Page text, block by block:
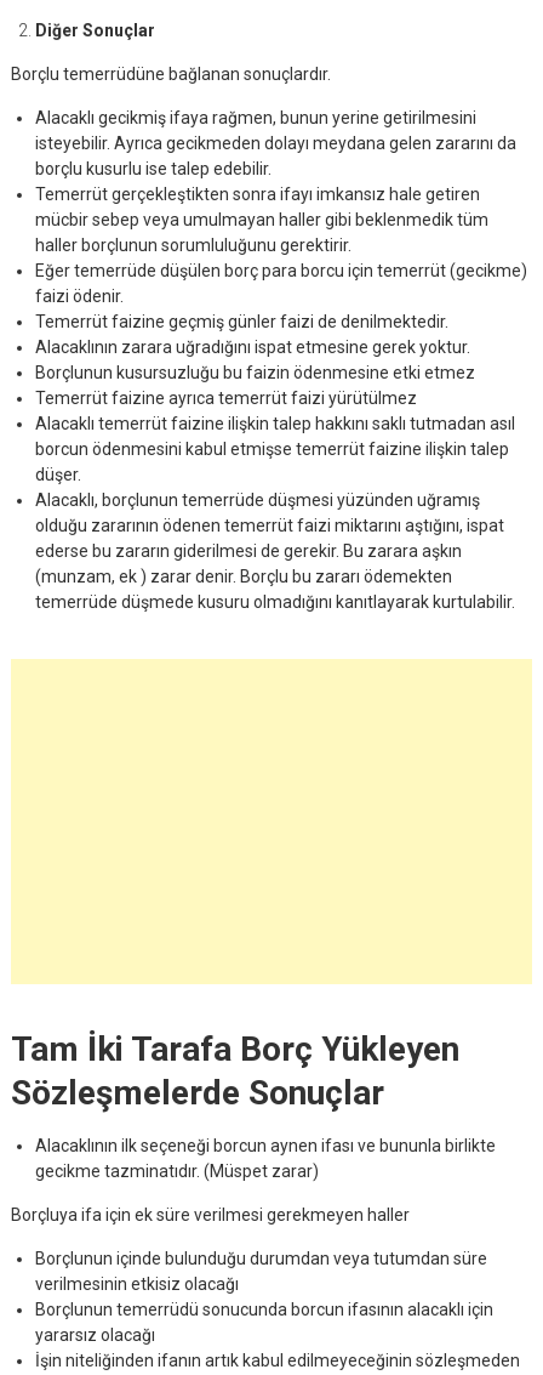
Diğer Sonuçlar
Borçlu temerrüdüne bağlanan sonuçlardır.
Alacaklı gecikmiş ifaya rağmen, bunun yerine getirilmesini
isteyebilir. Ayrıca gecikmeden dolayı meydana gelen zararını da
borçlu kusurlu ise talep edebilir.
Temerrüt gerçekleştikten sonra ifayı imkansız hale getiren
mücbir sebep veya umulmayan haller gibi beklenmedik tüm
haller borçlunun sorumluluğunu gerektirir.
Eğer temerrüde düşülen borç para borcu için temerrüt (gecikme)
faizi ödenir.
Temerrüt faizine geçmiş günler faizi de denilmektedir.
Alacaklının zarara uğradığını ispat etmesine gerek yoktur.
Borçlunun kusursuzluğu bu faizin ödenmesine etki etmez
Temerrüt faizine ayrıca temerrüt faizi yürütülmez
Alacaklı temerrüt faizine ilişkin talep hakkını saklı tutmadan asıl
borcun ödenmesini kabul etmişse temerrüt faizine ilişkin talep
düşer.
Alacaklı, borçlunun temerrüde düşmesi yüzünden uğramış
olduğu zararının ödenen temerrüt faizi miktarını aştığını, ispat
ederse bu zararın giderilmesi de gerekir. Bu zarara aşkın
(munzam, ek ) zarar denir. Borçlu bu zararı ödemekten
temerrüde düşmede kusuru olmadığını kanıtlayarak kurtulabilir.
Tam İki Tarafa Borç Yükleyen
Sözleşmelerde Sonuçlar
Alacaklının ilk seçeneği borcun aynen ifası ve bununla birlikte
gecikme tazminatıdır. (Müspet zarar)
Borçluya ifa için ek süre verilmesi gerekmeyen haller
Borçlunun içinde bulunduğu durumdan veya tutumdan süre
verilmesinin etkisiz olacağı
Borçlunun temerrüdü sonucunda borcun ifasının alacaklı için
yararsız olacağı
İşin niteliğinden ifanın artık kabul edilmeyeceğinin sözleşmeden